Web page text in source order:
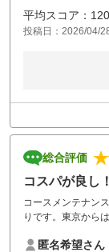
寝るだけの場所と
問題ない範囲だと思
コースは初心者の
とても良いコース
スタッフのかたは
満足です。
平均スコア：
投稿日：2026/04/
総合評価
コスパが良し！
コースメンテナン
りです。東京から
コースは良い！に
匿名希望さん